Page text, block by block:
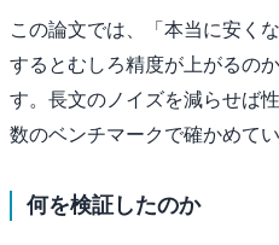
この論文では、「本当に安く
するとむしろ精度が上がるの
す。長文のノイズを減らせば
数のベンチマークで確かめてい
何を検証したのか